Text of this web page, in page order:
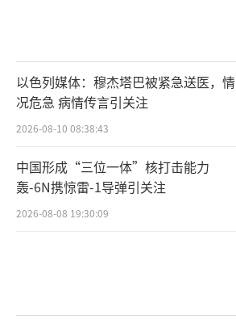
以色列媒体：穆杰塔巴被紧急送医，情
况危急 病情传言引关注
2026-08-10 08:38:43
中国形成“三位一体”核打击能力
轰-6N携惊雷-1导弹引关注
2026-08-08 19:30:09